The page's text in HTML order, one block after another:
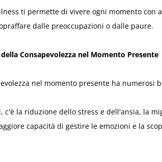
ti permette di vivere ogni momento con
dalle preoccupazioni o dalle paure.
Consapevolezza nel Momento Presente
nel momento presente ha numerosi
c'è la riduzione dello stress e dell'ansia, la
capacità di gestire le emozioni e la